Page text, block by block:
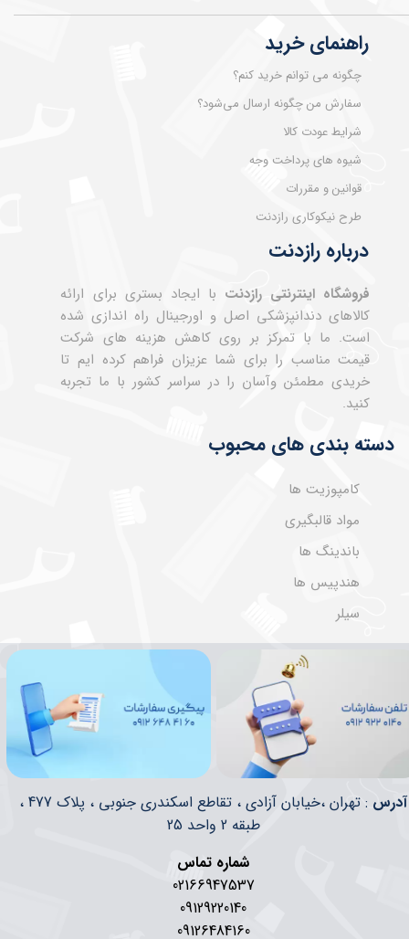
درباره رازدنت
فروشگاه اینترنتی رازدنت با ایجاد بستری برای ارائه
کالاهای دندانپزشکی اصل و اورجینال راه اندازی شده
است. ما با تمرکز بر روی کاهش هزینه های شرکت
قیمت مناسب را برای شما عزیزان فراهم کرده ایم تا
خریدی مطمئن وآسان را در سراسر کشور با ما تجربه
کنید.
راهنمای خرید
چگونه می توانم خرید کنم؟
سفارش من چگونه ارسال می‌شود؟
شرایط عودت کالا
شیوه های پرداخت وجه
قوانین و مقررات
طرح نیکوکاری رازدنت
دسته بندی های محبوب
کامپوزیت ها
مواد قالبگیری
باندینگ ها
هندپیس ها
سیلر
​​آدرس
: تهران ،خیابان آزادی ، تقاطع اسکندری جنوبی ، پلاک 477 ،
طبقه 2 واحد 25
شماره تماس
02166947537
09129220140
09126484160